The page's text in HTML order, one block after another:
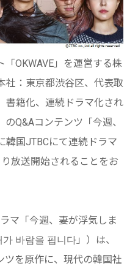
OKWAVE」を運営する株
社：東京都渋谷区、代表取
籍化、連続ドラマ化され
Q&Aコンテンツ「今週、
韓国JTBCにて連続ドラマ
放送開始されることをお
マ「今週、妻が浮気しま
바람을 핍니다」）は、
ツを原作に、現代の韓国社